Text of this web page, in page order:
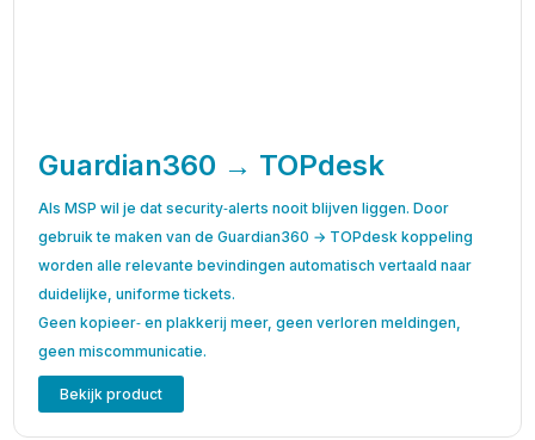
Guardian360 → TOPdesk
Als MSP wil je dat security‑alerts nooit blijven liggen. Door
gebruik te maken van de Guardian360 → TOPdesk koppeling
worden alle relevante bevindingen automatisch vertaald naar
duidelijke, uniforme tickets.
Geen kopieer‑ en plakkerij meer, geen verloren meldingen,
geen miscommunicatie.
Bekijk product